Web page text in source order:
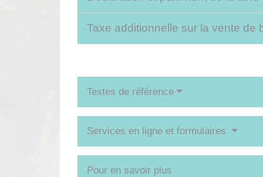
Taxe additionnelle sur la vente de
Textes de référence
Services en ligne et formulaires
Pour en savoir plus